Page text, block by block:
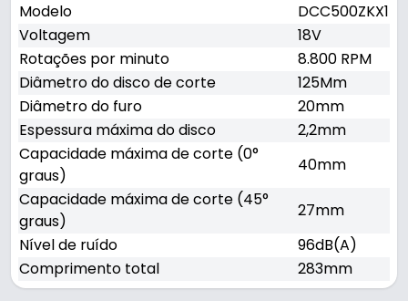
Modelo
DCC500ZKX1
Voltagem
18V
Rotações por minuto
8.800 RPM
Diâmetro do disco de corte
125Mm
Diâmetro do furo
20mm
Espessura máxima do disco
2,2mm
Capacidade máxima de corte (0°
graus)
40mm
Capacidade máxima de corte (45°
graus)
27mm
Nível de ruído
96dB(A)
Comprimento total
283mm